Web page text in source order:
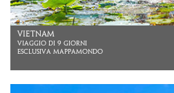
BALI
10 NOTTI